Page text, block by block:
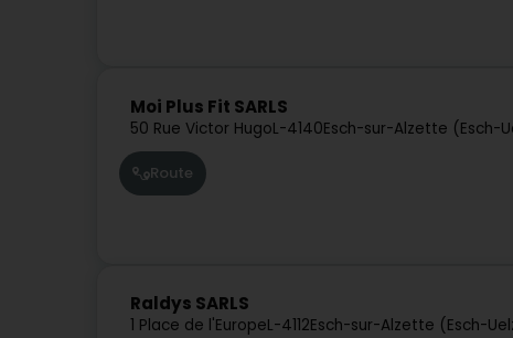
Moi Plus Fit SARLS
50 Rue Victor HugoL-4140Esch-sur-Alzette (Esch-
Route
Raldys SARLS
1 Place de l'EuropeL-4112Esch-sur-Alzette (Esch-